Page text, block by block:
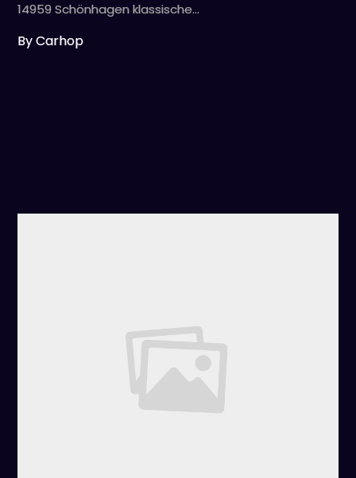
14959 Schönhagen klassische…
By Carhop